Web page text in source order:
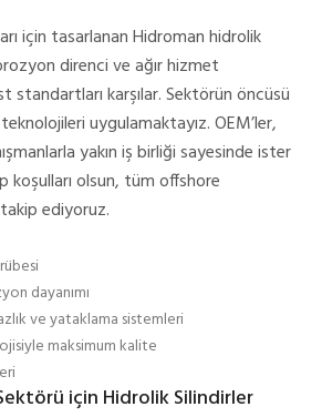
için tasarlanan Hidroman hidrolik
direnci ve ağır hizmet
standartları karşılar. Sektörün öncüsü
uygulamaktayız. OEM’ler,
yakın iş birliği sayesinde ister
olsun, tüm offshore
takip ediyoruz.
dayanımı
ve yataklama sistemleri
maksimum kalite
için Hidrolik Silindirler